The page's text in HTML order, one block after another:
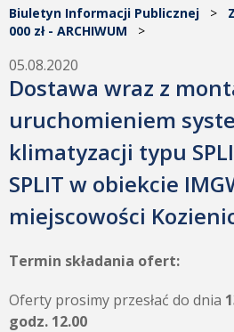
Biuletyn Informacji Publicznej >
000 zł - ARCHIWUM >
05.08.2020
Dostawa wraz z
uruchomieniem
klimatyzacji typu
SPLIT w obiekcie
miejscowości
Termin składania ofert:
Oferty prosimy przesłać do dnia
godz. 12.00